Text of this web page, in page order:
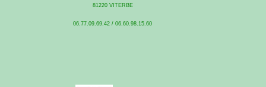
81220 VITERBE
06.77.09.69.42 / 06.60.98.15.60